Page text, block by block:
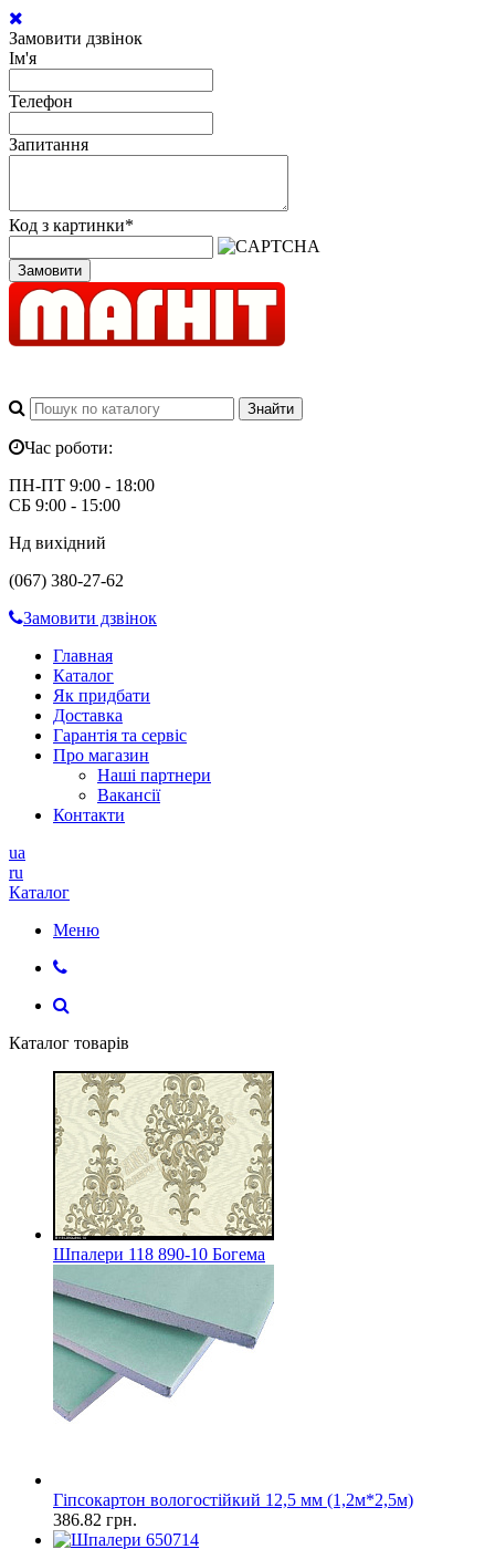
Замовити дзвінок
Ім'я
Телефон
Запитання
Код з картинки*
Замовити
Час роботи:
ПН-ПТ 9:00 - 18:00
СБ 9:00 - 15:00
Нд вихідний
(067) 380-27-62
Замовити дзвінок
Главная
Каталог
Як придбати
Доставка
Гарантія та сервіс
Про магазин
Наші партнери
Вакансії
Контакти
ua
ru
Каталог
Меню
Каталог товарів
Шпалери 118 890-10 Богема
Гіпсокартон вологостійкий 12,5 мм (1,2м*2,5м)
386.82 грн.